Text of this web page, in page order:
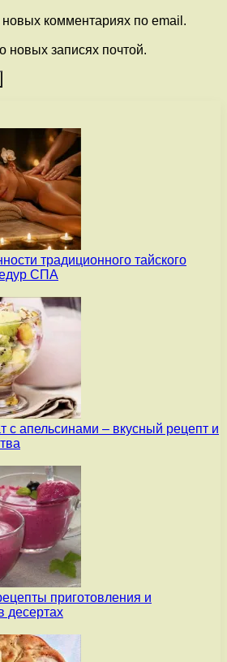
комментариях по email.
новых записях почтой.
традиционного тайского
СПА
с апельсинами – вкусный рецепт и
приготовления и
десертах